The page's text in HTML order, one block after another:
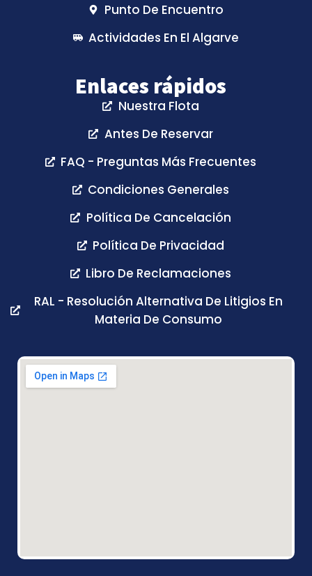
Punto De Encuentro
Actividades En El Algarve
Enlaces rápidos
Nuestra Flota
Antes De Reservar
FAQ - Preguntas Más Frecuentes
Condiciones Generales
Política De Cancelación
Política De Privacidad
Libro De Reclamaciones
RAL - Resolución Alternativa De Litigios En
Materia De Consumo